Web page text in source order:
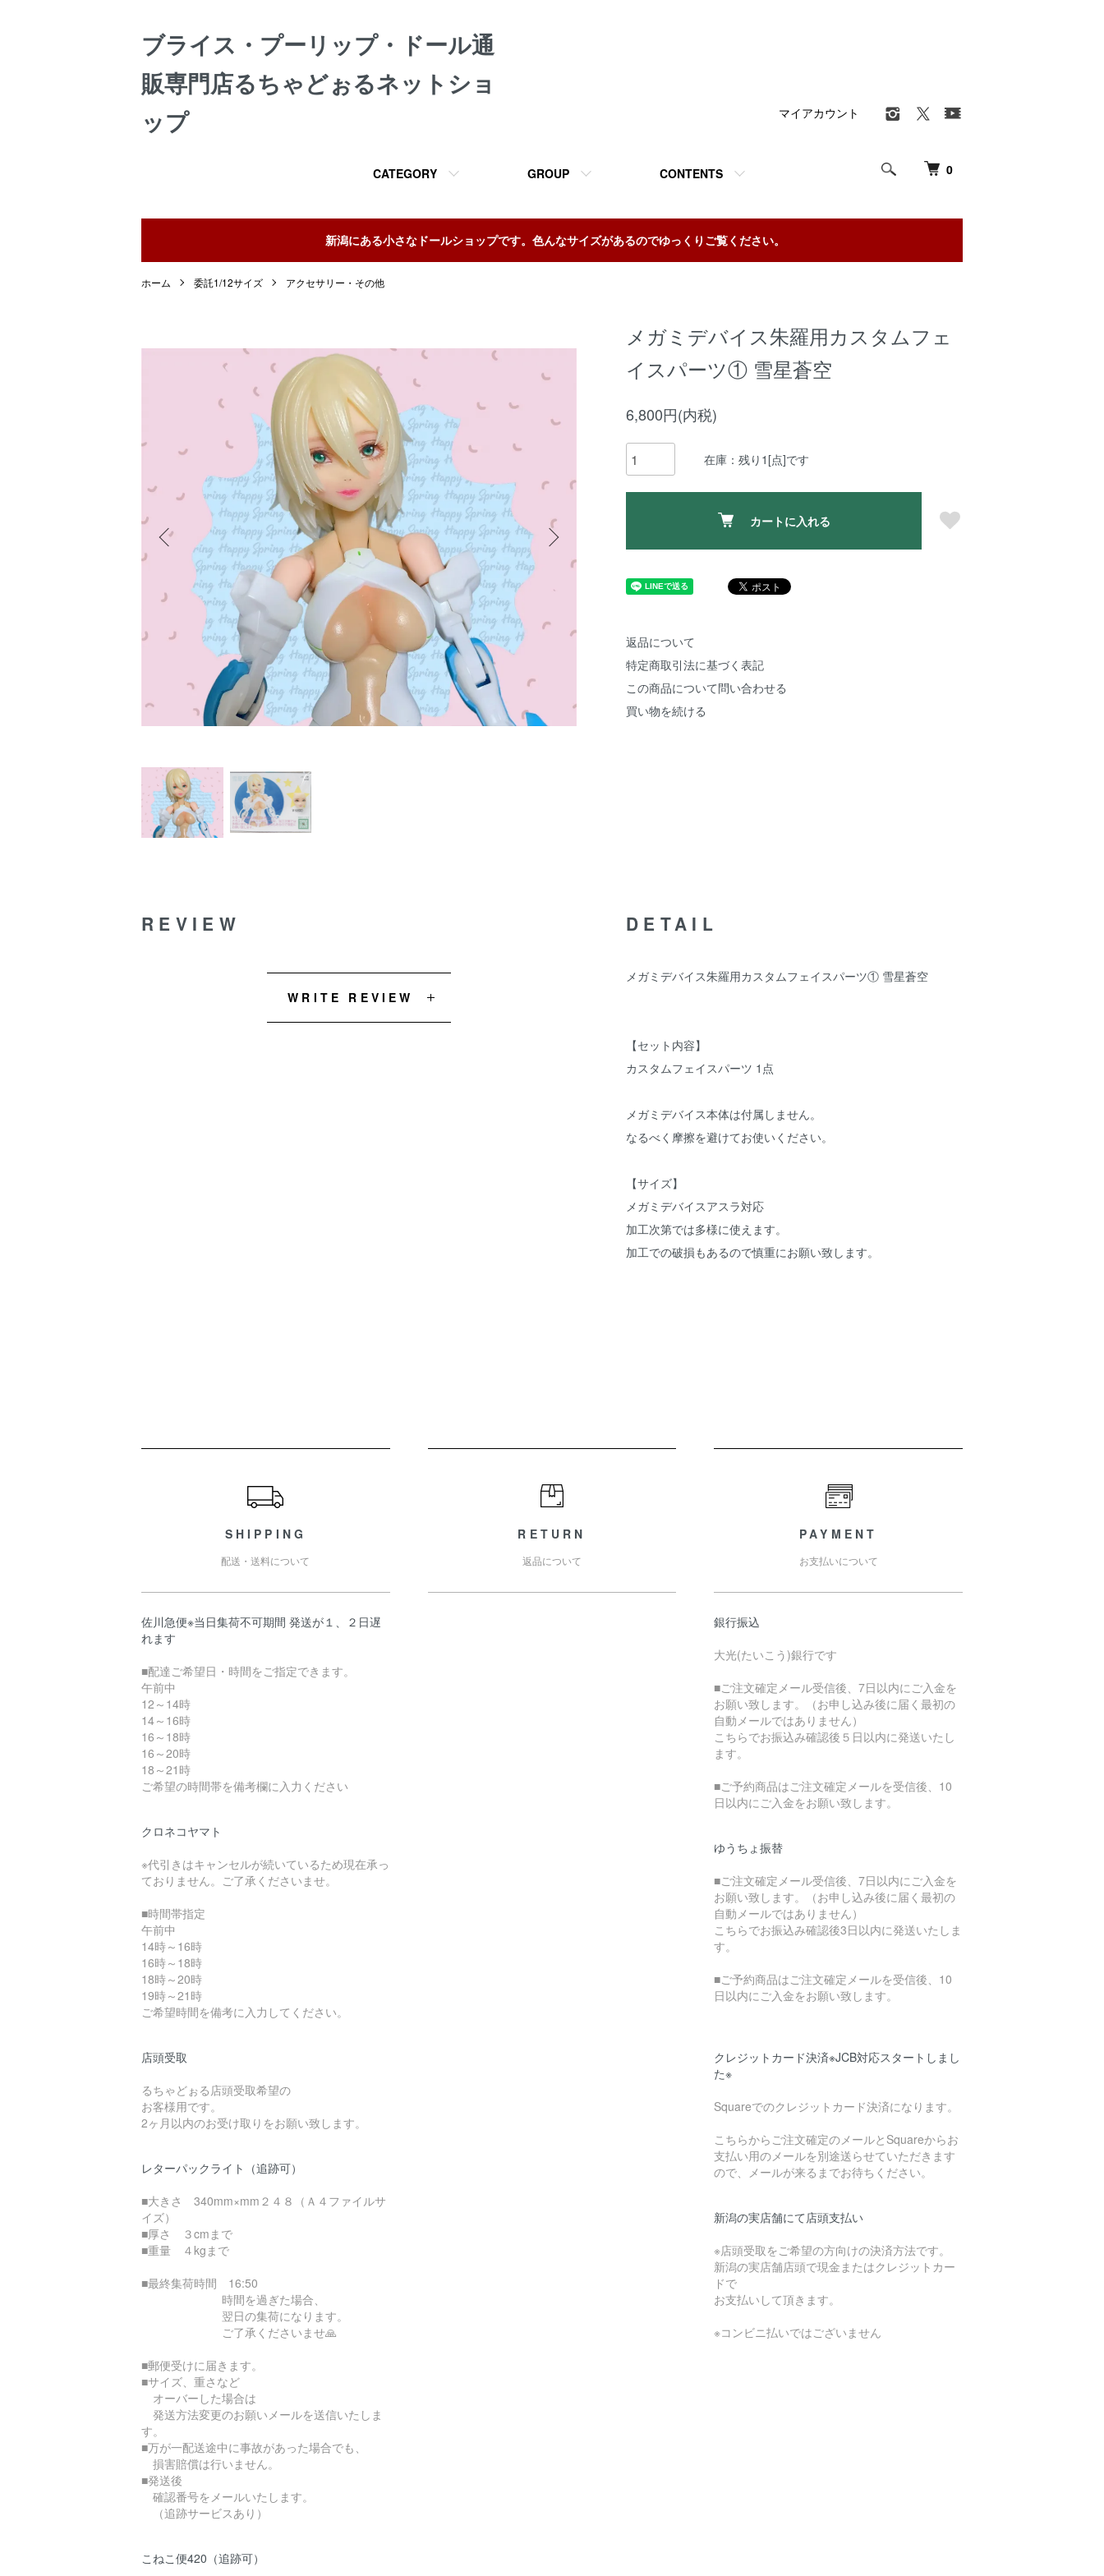
ブライス・プーリップ・ドール通
販専門店るちゃどぉるネットショ
ップ
0
CATEGORY GROUP CONTENTS
マイアカウント
新潟にある小さなドールショップです。色んなサイズがあるのでゆっくりご覧ください。
ホーム 委託1/12サイズ アクセサリー・その他
メガミデバイス朱羅用カスタムフェ
イスパーツ① 雪星蒼空
6,800円(内税)
在庫：残り1[点]です
カートに入れる
返品について
特定商取引法に基づく表記
この商品について問い合わせる
買い物を続ける
DETAIL
メガミデバイス朱羅用カスタムフェイスパーツ① 雪星蒼空
【セット内容】
カスタムフェイスパーツ 1点
メガミデバイス本体は付属しません。
なるべく摩擦を避けてお使いください。
【サイズ】
メガミデバイスアスラ対応
加工次第では多様に使えます。
加工での破損もあるので慎重にお願い致します。
REVIEW
WRITE REVIEW
SHIPPING
配送・送料について
佐川急便※当日集荷不可期間 発送が１、２日遅
れます
■配達ご希望日・時間をご指定できます。
午前中
12～14時
14～16時
16～18時
16～20時
18～21時
ご希望の時間帯を備考欄に入力ください
クロネコヤマト
※代引きはキャンセルが続いているため現在承っ
ておりません。ご了承くださいませ。
■時間帯指定
午前中
14時～16時
16時～18時
18時～20時
19時～21時
ご希望時間を備考に入力してください。
店頭受取
るちゃどぉる店頭受取希望の
お客様用です。
2ヶ月以内のお受け取りをお願い致します。
レターパックライト（追跡可）
■大きさ 340mm×mm２４８（Ａ４ファイルサ
イズ）
■厚さ ３cmまで
■重量 ４kgまで
■最終集荷時間 16:50
時間を過ぎた場合、
翌日の集荷になります。
ご了承くださいませ🙏
■郵便受けに届きます。
■サイズ、重さなど
オーバーした場合は
発送方法変更のお願いメールを送信いたしま
す。
■万が一配送途中に事故があった場合でも、
損害賠償は行いません。
■発送後
確認番号をメールいたします。
（追跡サービスあり）
こねこ便420（追跡可）
RETURN
返品について
PAYMENT
お支払いについて
銀行振込
大光(たいこう)銀行です
■ご注文確定メール受信後、7日以内にご入金を
お願い致します。（お申し込み後に届く最初の
自動メールではありません）
こちらでお振込み確認後５日以内に発送いたし
ます。
■ご予約商品はご注文確定メールを受信後、10
日以内にご入金をお願い致します。
ゆうちょ振替
■ご注文確定メール受信後、7日以内にご入金を
お願い致します。（お申し込み後に届く最初の
自動メールではありません）
こちらでお振込み確認後3日以内に発送いたしま
す。
■ご予約商品はご注文確定メールを受信後、10
日以内にご入金をお願い致します。
クレジットカード決済※JCB対応スタートしまし
た※
Squareでのクレジットカード決済になります。
こちらからご注文確定のメールとSquareからお
支払い用のメールを別途送らせていただきます
ので、メールが来るまでお待ちください。
新潟の実店舗にて店頭支払い
※店頭受取をご希望の方向けの決済方法です。
新潟の実店舗店頭で現金またはクレジットカー
ドで
お支払いして頂きます。
※コンビニ払いではございません